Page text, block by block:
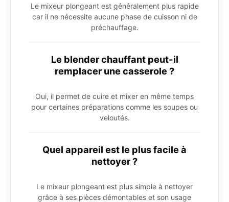
Le mixeur plongeant est généralement plus rapide
car il ne nécessite aucune phase de cuisson ni de
préchauffage.
Le blender chauffant peut-il
remplacer une casserole ?
Oui, il permet de cuire et mixer en même temps
pour certaines préparations comme les soupes ou
veloutés.
Quel appareil est le plus facile à
nettoyer ?
Le mixeur plongeant est plus simple à nettoyer
grâce à ses pièces démontables et son usage